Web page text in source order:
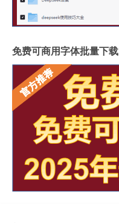
免费可商用字体批量下载